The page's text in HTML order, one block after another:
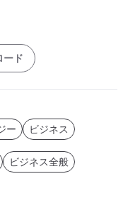
ード
ー ビジネス
ビジネス全般